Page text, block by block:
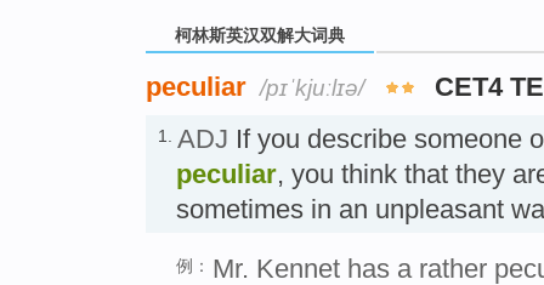
柯林斯英汉双解大词典
peculiar /pɪˈkjuːlɪə/ CET4
1. ADJ If you describe someone
peculiar, you think that they
sometimes in an unpleasant
例： Mr. Kennet has a rather